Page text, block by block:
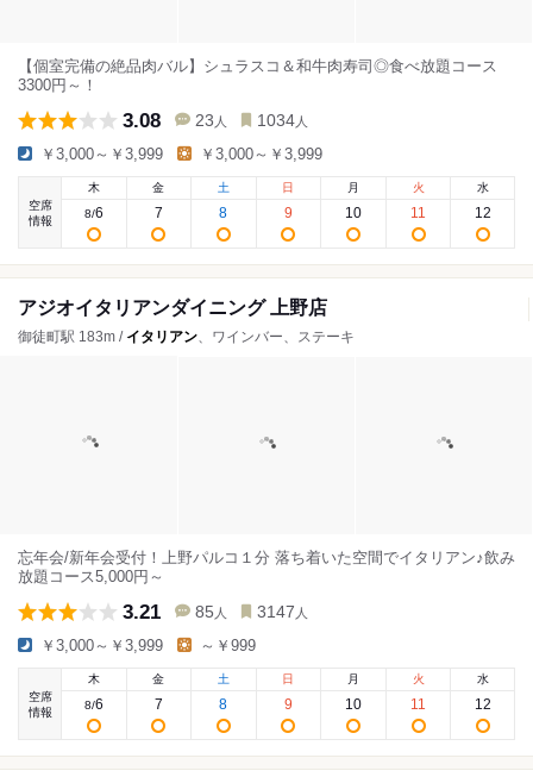
【個室完備の絶品肉バル】シュラスコ＆和牛肉寿司◎食べ放題コース
3300円～！
3.08 23 人 1034 人
￥3,000～￥3,999 ￥3,000～￥3,999
空席
情報
木
8/6
金
7
土
8
日
9
月
10
火
11
水
12
アジオイタリアンダイニング 上野店
御徒町駅 183m / イタリアン、ワインバー、ステーキ
忘年会/新年会受付！上野パルコ１分 落ち着いた空間でイタリアン♪飲み
放題コース5,000円～
3.21 85 人 3147 人
￥3,000～￥3,999 ～￥999
空席
情報
木
8/6
金
7
土
8
日
9
月
10
火
11
水
12